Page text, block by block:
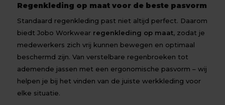
Regenkleding op maat voor de beste pasvorm
Standaard regenkleding past niet altijd perfect. Daarom
biedt Jobo Workwear regenkleding op maat, zodat je
medewerkers zich vrij kunnen bewegen en optimaal
beschermd zijn. Van verstelbare regenbroeken tot
ademende jassen met een ergonomische pasvorm – wij
helpen je bij het vinden van de juiste werkkleding voor
elke situatie.